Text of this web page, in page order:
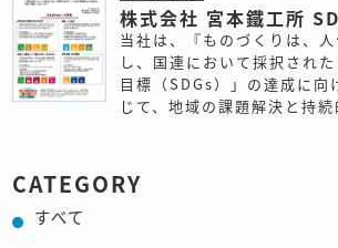
株式会社 宮本鐵工所
当社は、『ものづくりは、
し、国連において採択され
目標（SDGs）」の達成に向
じて、地域の課題解決と持
CATEGORY
すべて